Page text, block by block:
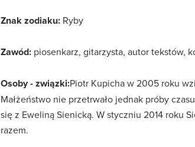
Znak zodiaku: Ryby
Zawód: piosenkarz, gitarzysta, autor tekstów,
Osoby - związki:Piotr Kupicha w 2005 roku
Małżeństwo nie przetrwało jednak próby
się z Eweliną Sienicką. W styczniu 2014 roku
razem.